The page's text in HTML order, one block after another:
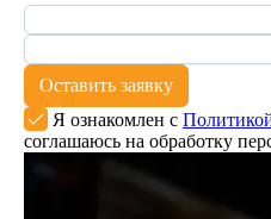
Оставить заявку
Я ознакомлен с
соглашаюсь на обработку